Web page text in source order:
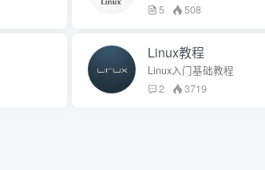
5
508
Linux教程
Linux入门基础教程
2
3719